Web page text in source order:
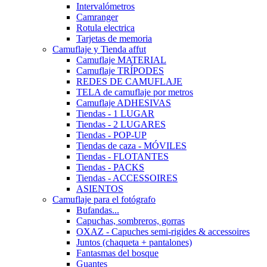
Intervalómetros
Camranger
Rotula electrica
Tarjetas de memoria
Camuflaje y Tienda affut
Camuflaje MATERIAL
Camuflaje TRÍPODES
REDES DE CAMUFLAJE
TELA de camuflaje por metros
Camuflaje ADHESIVAS
Tiendas - 1 LUGAR
Tiendas - 2 LUGARES
Tiendas - POP-UP
Tiendas de caza - MÓVILES
Tiendas - FLOTANTES
Tiendas - PACKS
Tiendas - ACCESSOIRES
ASIENTOS
Camuflaje para el fotógrafo
Bufandas...
Capuchas, sombreros, gorras
OXAZ - Capuches semi-rigides & accessoires
Juntos (chaqueta + pantalones)
Fantasmas del bosque
Guantes